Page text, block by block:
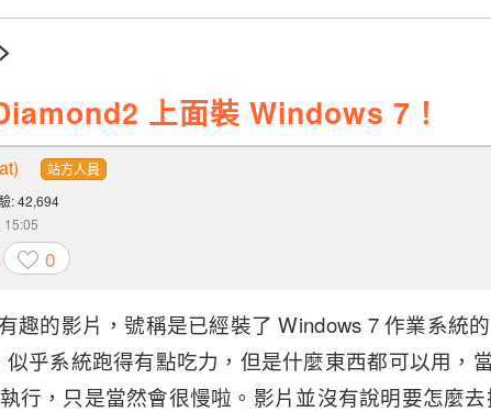
>
上面裝 Windows 7！
站方人員
: 42,694
15:05
0
趣的影片，號稱是已經裝了 Windows 7 作業系統
乎系統跑得有點吃力，但是什麼東西都可以用，
行，只是當然會很慢啦。影片並沒有說明要怎麼